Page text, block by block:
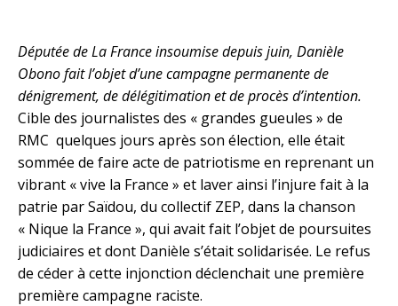
Députée de La France insoumise depuis juin, Danièle
Obono fait l’objet d’une campagne permanente de
dénigrement, de délégitimation et de procès d’intention.
Cible des journalistes des « grandes gueules » de
RMC quelques jours après son élection, elle était
sommée de faire acte de patriotisme en reprenant un
vibrant « vive la France » et laver ainsi l’injure fait à la
patrie par Saïdou, du collectif ZEP, dans la chanson
« Nique la France », qui avait fait l’objet de poursuites
judiciaires et dont Danièle s’était solidarisée. Le refus
de céder à cette injonction déclenchait une première
première campagne raciste.